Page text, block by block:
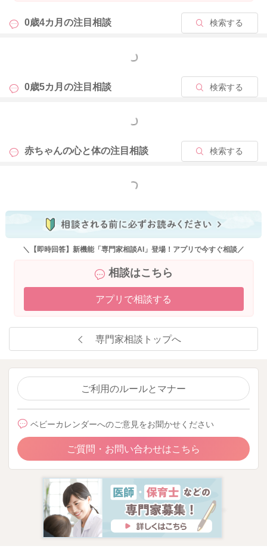
0歳4カ月の注目相談 検索する
もっと見る
0歳5カ月の注目相談 検索する
もっと見る
赤ちゃんの心と体の注目相談 検索する
もっと見る
＼【即時回答】新機能「専門家相談AI」登場！アプリで今すぐ相談／
相談はこちら
アプリで相談する
専門家相談トップへ
ご利用のルールとマナー
ベビーカレンダーへのご意見をお聞かせください
ご質問・お問い合わせはこちら